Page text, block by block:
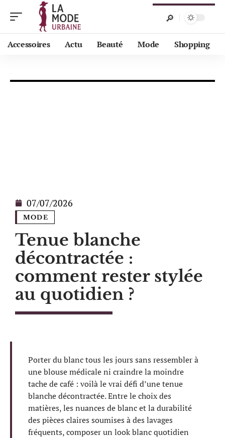
Accessoires Actu Beauté Mode Shopping
07/07/2026
MODE
Tenue blanche
décontractée :
comment rester stylée
au quotidien ?
Porter du blanc tous les jours sans ressembler à
une blouse médicale ni craindre la moindre
tache de café : voilà le vrai défi d’une tenue
blanche décontractée. Entre le choix des
matières, les nuances de blanc et la durabilité
des pièces claires soumises à des lavages
fréquents, composer un look blanc quotidien